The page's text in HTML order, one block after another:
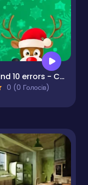
Find 10 errors - CHRISTMAS
0 (0 Голосів)